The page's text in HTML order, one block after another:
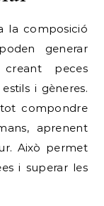
la composició
generar
peces
i gèneres.
compondre
aprenent
Això permet
i superar les